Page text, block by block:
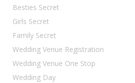
Besties Secret
Girls Secret
Family Secret
Wedding Venue Registration
Wedding Venue One Stop
Wedding Day